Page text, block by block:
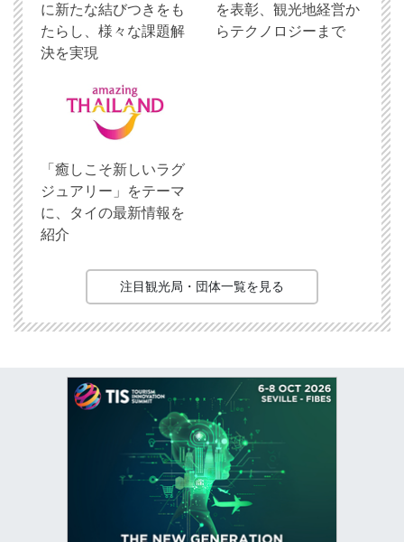
に新たな結びつきをも
たらし、様々な課題解
決を実現
を表彰、観光地経営か
らテクノロジーまで
「癒しこそ新しいラグ
ジュアリー」をテーマ
に、タイの最新情報を
紹介
注目観光局・団体一覧を見る